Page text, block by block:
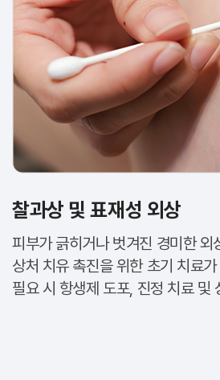
찰과상 및 표재성 외상
피부가 긁히거나 벗겨진 경미한 외
상처 치유 촉진을 위한 초기 치료
필요 시 항생제 도포, 진정 치료 및